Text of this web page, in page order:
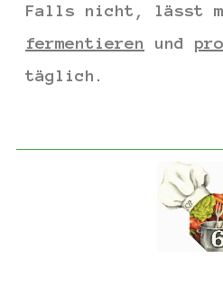
Falls nicht, lässt
fermentieren und
täglich.